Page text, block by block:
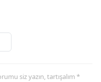
siz yazın, tartışalım *